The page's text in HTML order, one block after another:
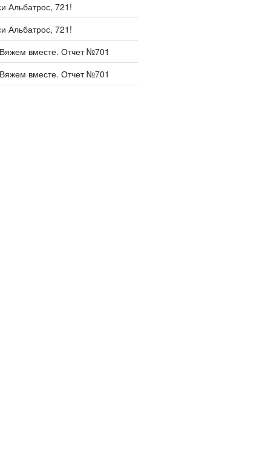
Альбатрос, 721!
Альбатрос, 721!
вместе. Отчет №701
вместе. Отчет №701